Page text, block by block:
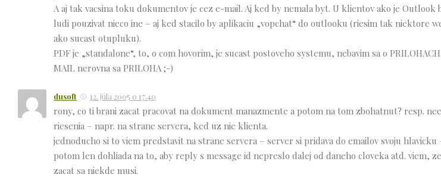
A aj tak vacsina toku dokumentov je cez e-mail. Aj ked by nemala byt. U klientov ako je
ludi pouzivat nieco ine – aj ked stacilo by aplikaciu „vopchat“ do outlooku (riesim tak niektore
ako sucast otupluku).
PDF je „standalone“, to, o com hovorim, je sucast postoveho systemu, nebavim sa o
MAIL nerovna sa PRILOHA ;-)
dusoft 12. júla 2005 o 17.40
rony, co ti brani zacat pracovat na dokument manazmente a potom na tom zbohatnut? resp.
riesenia – napr. na strane servera, ked uz nie klienta.
jednoducho si to viem predstavit na strane servera – server si pridava do emailov svoju hlavicku
potom len dohliada na to, aby reply s message id nepreslo dalej od daneho cloveka atd. viem,
zacat sa niekde musi.